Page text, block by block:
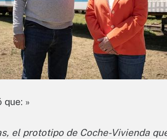
»
el prototipo de Coche-Vivienda